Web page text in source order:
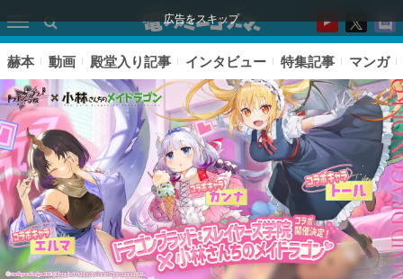
広告をスキップ
赫本 動画 殿堂入り記事 インタビュー 特集記事 マンガ